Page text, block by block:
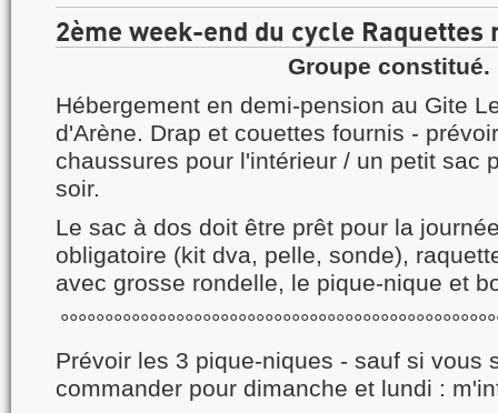
2ème week-end du cycle Raquettes
Groupe constitué.
Hébergement en demi-pension au Gite
d'Arène. Drap et couettes fournis -
chaussures pour l'intérieur / un petit sac
soir.
Le sac à dos doit être prêt pour la
obligatoire (kit dva, pelle, sonde),
avec grosse rondelle, le pique-nique et
Prévoir les 3 pique-niques - sauf si vous
commander pour dimanche et lundi :